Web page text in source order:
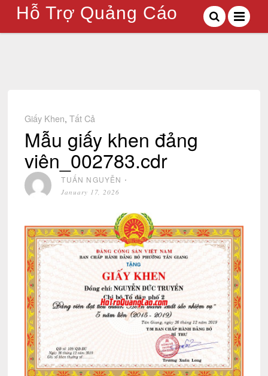
Hỗ Trợ Quảng Cáo
Giấy Khen,Tất Cả
Mẫu giấy khen đảng
viên_002783.cdr
TUẤN NGUYỄN ⋅
January 17, 2026